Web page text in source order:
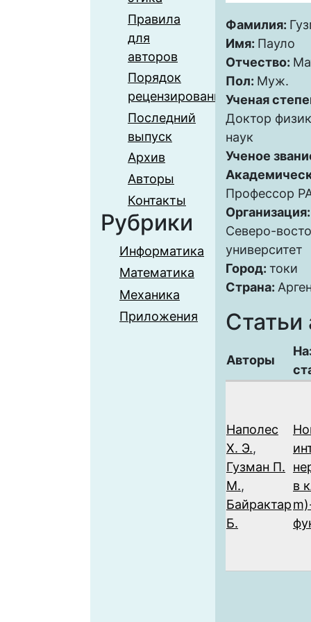
Правила
для
авторов
Порядок
рецензирования
Последний
выпуск
Архив
Авторы
Контакты
Рубрики
Информатика
Математика
Механика
Приложения
Фамилия:
Имя: Пауло
Отчество:
Пол: Муж.
Ученая
Доктор
наук
Ученое
Профессор
Северо-
университет
Город: токи
Страна:
Статьи
Авторы
Наполес
Х. Э.,
Гузман П.
М.,
Байрактар
Б.
в